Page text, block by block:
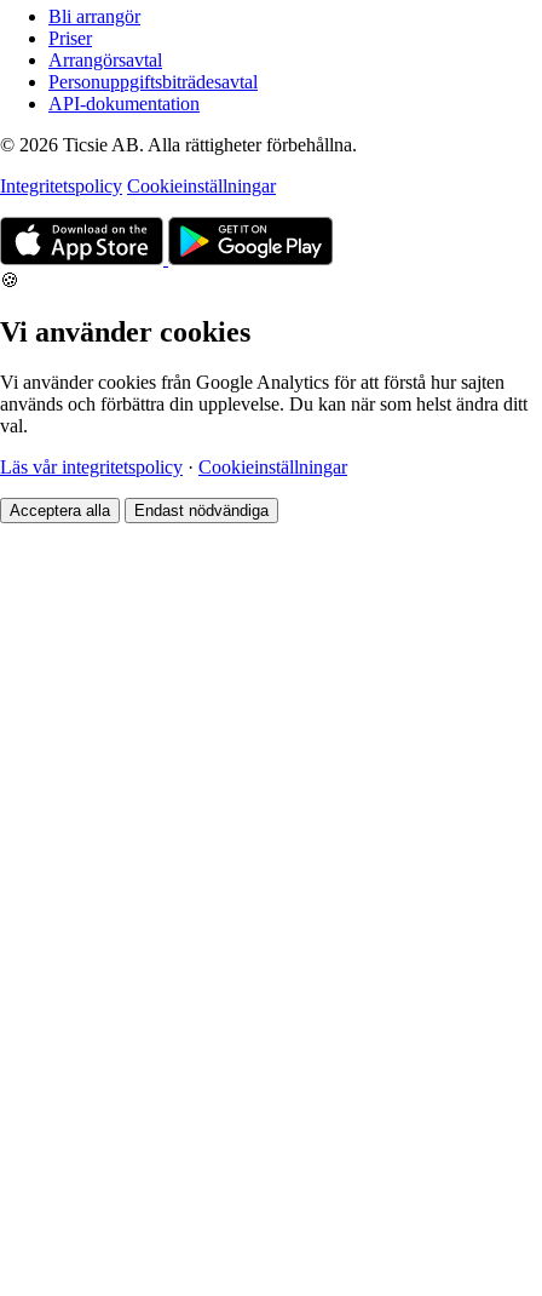
Bli arrangör
Priser
Arrangörsavtal
Personuppgiftsbiträdesavtal
API-dokumentation
© 2026 Ticsie AB. Alla rättigheter förbehållna.
Integritetspolicy Cookieinställningar
🍪
Vi använder cookies
Vi använder cookies från Google Analytics för att förstå hur sajten
används och förbättra din upplevelse. Du kan när som helst ändra ditt
val.
Läs vår integritetspolicy · Cookieinställningar
Acceptera alla Endast nödvändiga